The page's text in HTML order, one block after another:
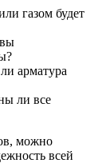
газом будет
арматура
ли все
можно
всей